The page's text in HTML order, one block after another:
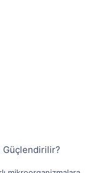
Güçlendirilir?